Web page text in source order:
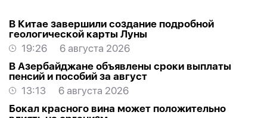
В Китае завершили создание подробной
геологической карты Луны
19:26
6 августа 2026
В Азербайджане объявлены сроки выплаты
пенсий и пособий за август
13:13
6 августа 2026
Бокал красного вина может положительно